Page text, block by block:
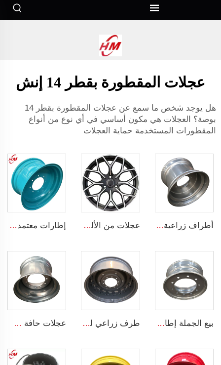
عجلات المقطورة بقطر 14 إنش
هل يوجد شخص ما سمع عن عجلات المقطورة بقطر 14
بوصة؟ العجلات هي مكون أساسي في أي نوع من أنواع
المقطورات المستخدمة حماية العجلات
أطراف زراعية صينية 16*22.5 أطراف المقطورة تناسب الإطارات الفولاذية الزراعية 16*22.5 عجلات من الألمنيوم المسبوك مقاس 17 إنش 5x112 لعجلات السيارات مقاس 195/40R17 و205/40R17 لإطارات السيارات إطارات معتمدة من المصنع لإطارات الجرارات W12x24 إطارات فولاذية زراعية للإطارات 13.6-24
بيع الجملة إطارات شاحنات فولاذية بقياس 7.5x19.5 إنش إطارات شاحنات 19.5 إطارات شاحنات 245/70R19.5 طرف زراعي لجرار W15x38 إطار 16.9-38 آلات زراعية عجلات حافة شاحنة مخصصة 14x22.5 حافة بدون أنبوب 14*22.5 إطارات شاحنة 445/45R22.5